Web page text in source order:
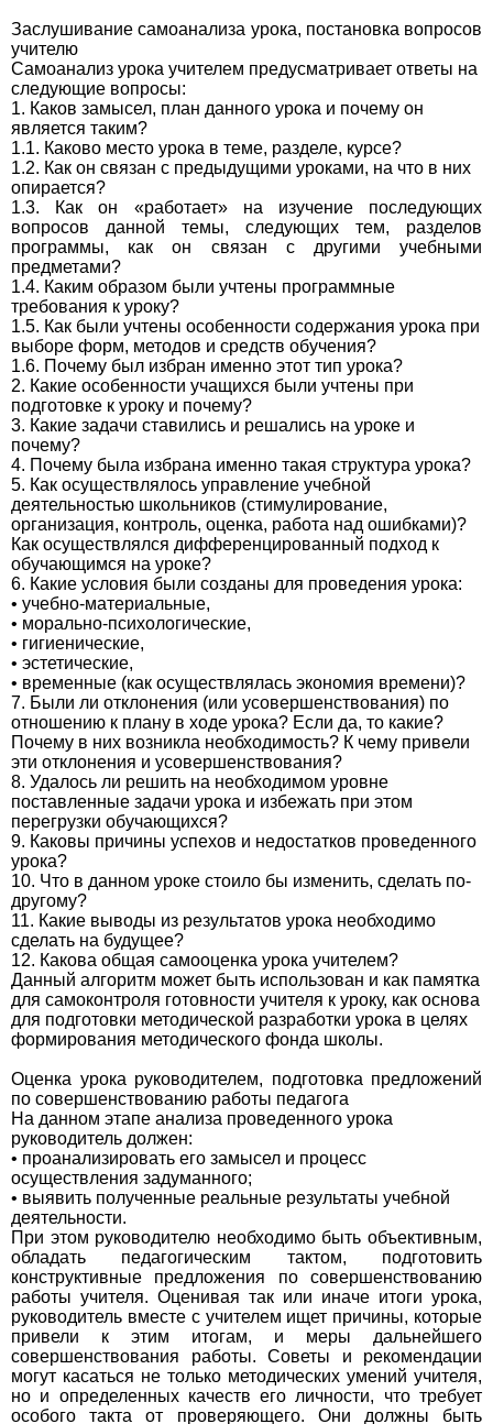
Заслушивание самоанализа урока, постановка вопросов
учителю
Самоанализ урока учителем предусматривает ответы на
следующие вопросы:
1. Каков замысел, план данного урока и почему он
является таким?
1.1. Каково место урока в теме, разделе, курсе?
1.2. Как он связан с предыдущими уроками, на что в них
опирается?
1.3. Как он «работает» на изучение последующих
вопросов данной темы, следующих тем, разделов
программы, как он связан с другими учебными
предметами?
1.4. Каким образом были учтены программные
требования к уроку?
1.5. Как были учтены особенности содержания урока при
выборе форм, методов и средств обучения?
1.6. Почему был избран именно этот тип урока?
2. Какие особенности учащихся были учтены при
подготовке к уроку и почему?
3. Какие задачи ставились и решались на уроке и
почему?
4. Почему была избрана именно такая структура урока?
5. Как осуществлялось управление учебной
деятельностью школьников (стимулирование,
организация, контроль, оценка, работа над ошибками)?
Как осуществлялся дифференцированный подход к
обучающимся на уроке?
6. Какие условия были созданы для проведения урока:
• учебно-материальные,
• морально-психологические,
• гигиенические,
• эстетические,
• временные (как осуществлялась экономия времени)?
7. Были ли отклонения (или усовершенствования) по
отношению к плану в ходе урока? Если да, то какие?
Почему в них возникла необходимость? К чему привели
эти отклонения и усовершенствования?
8. Удалось ли решить на необходимом уровне
поставленные задачи урока и избежать при этом
перегрузки обучающихся?
9. Каковы причины успехов и недостатков проведенного
урока?
10. Что в данном уроке стоило бы изменить, сделать по-
другому?
11. Какие выводы из результатов урока необходимо
сделать на будущее?
12. Какова общая самооценка урока учителем?
Данный алгоритм может быть использован и как памятка
для самоконтроля готовности учителя к уроку, как основа
для подготовки методической разработки урока в целях
формирования методического фонда школы.
Оценка урока руководителем, подготовка предложений
по совершенствованию работы педагога
На данном этапе анализа проведенного урока
руководитель должен:
• проанализировать его замысел и процесс
осуществления задуманного;
• выявить полученные реальные результаты учебной
деятельности.
При этом руководителю необходимо быть объективным,
обладать педагогическим тактом, подготовить
конструктивные предложения по совершенствованию
работы учителя. Оценивая так или иначе итоги урока,
руководитель вместе с учителем ищет причины, которые
привели к этим итогам, и меры дальнейшего
совершенствования работы. Советы и рекомендации
могут касаться не только методических умений учителя,
но и определенных качеств его личности, что требует
особого такта от проверяющего. Они должны быть